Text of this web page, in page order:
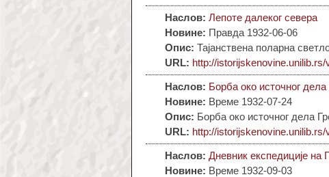
Наслов: Лепоте далеког севера
Новине: Правда 1932-06-06
Опис: Тајанствена поларна
URL: http://istorijskenovine.unilib.rs/
Наслов: Борба око источног
Новине: Време 1932-07-24
Опис: Борба око источног дела
URL: http://istorijskenovine.unilib.rs/
Наслов: Дневник експедиције на
Новине: Време 1932-09-03